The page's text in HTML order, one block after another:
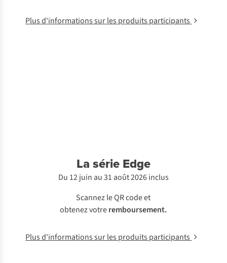
Plus d'informations sur les produits participants
La série Edge
Du 12 juin au 31 août 2026 inclus
Scannez le QR code et
obtenez votreremboursement.
Plus d'informations sur les produits participants